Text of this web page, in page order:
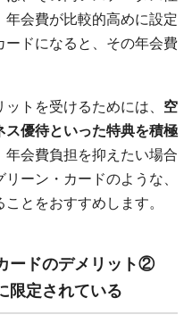
会費が比較的高めに設定
ードになると、その年会費
トを受けるためには、 空
優待といった特典を積極
年会費負担を抑えたい場合
ーン・カードのような、
とをおすすめします。
ードのデメリット②
限定されている